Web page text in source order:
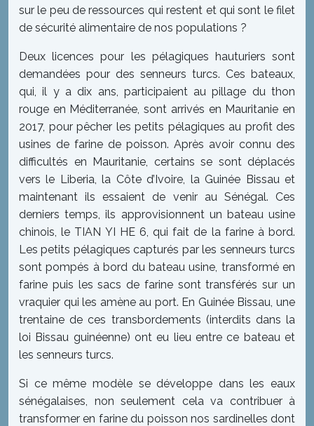
sur le peu de ressources qui restent et qui sont le filet
de sécurité alimentaire de nos populations ?
Deux licences pour les pélagiques hauturiers sont
demandées pour des senneurs turcs. Ces bateaux,
qui, il y a dix ans, participaient au pillage du thon
rouge en Méditerranée, sont arrivés en Mauritanie en
2017, pour pêcher les petits pélagiques au profit des
usines de farine de poisson. Après avoir connu des
difficultés en Mauritanie, certains se sont déplacés
vers le Liberia, la Côte d’Ivoire, la Guinée Bissau et
maintenant ils essaient de venir au Sénégal. Ces
derniers temps, ils approvisionnent un bateau usine
chinois, le TIAN YI HE 6, qui fait de la farine à bord.
Les petits pélagiques capturés par les senneurs turcs
sont pompés à bord du bateau usine, transformé en
farine puis les sacs de farine sont transférés sur un
vraquier qui les amène au port. En Guinée Bissau, une
trentaine de ces transbordements (interdits dans la
loi Bissau guinéenne) ont eu lieu entre ce bateau et
les senneurs turcs.
Si ce même modèle se développe dans les eaux
sénégalaises, non seulement cela va contribuer à
transformer en farine du poisson nos sardinelles dont